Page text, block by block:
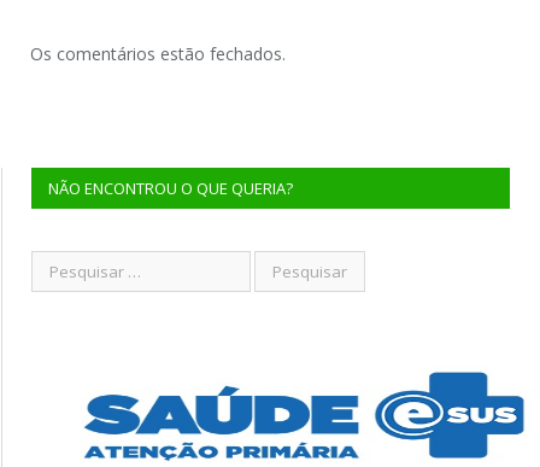
Os comentários estão fechados.
NÃO ENCONTROU O QUE QUERIA?